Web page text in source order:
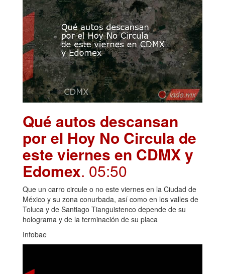
Qué autos descansan
por el Hoy No Circula de
este viernes en CDMX y
Edomex. 05:50
Que un carro circule o no este viernes en la Ciudad de
México y su zona conurbada, así como en los valles de
Toluca y de Santiago Tianguistenco depende de su
holograma y de la terminación de su placa
Infobae